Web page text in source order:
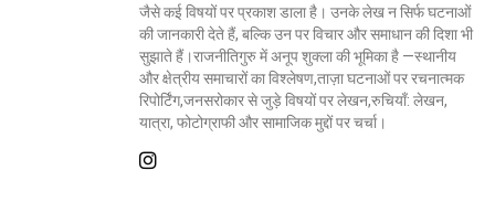
जैसे कई विषयों पर प्रकाश डाला है। उनके लेख न सिर्फ घटनाओं
की जानकारी देते हैं, बल्कि उन पर विचार और समाधान की दिशा भी
सुझाते हैं।राजनीतिगुरु में अनूप शुक्ला की भूमिका है —स्थानीय
और क्षेत्रीय समाचारों का विश्लेषण,ताज़ा घटनाओं पर रचनात्मक
रिपोर्टिंग,जनसरोकार से जुड़े विषयों पर लेखन,रुचियाँ: लेखन,
यात्रा, फोटोग्राफी और सामाजिक मुद्दों पर चर्चा।